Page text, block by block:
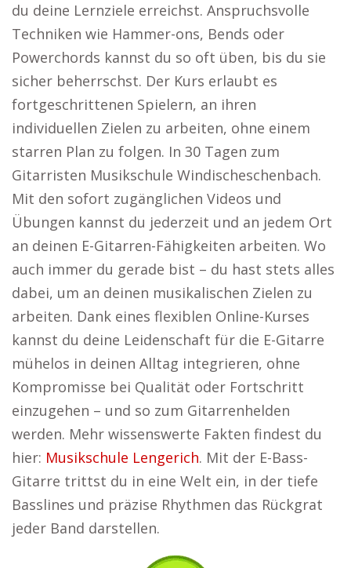
du deine Lernziele erreichst. Anspruchsvolle
Techniken wie Hammer-ons, Bends oder
Powerchords kannst du so oft üben, bis du sie
sicher beherrschst. Der Kurs erlaubt es
fortgeschrittenen Spielern, an ihren
individuellen Zielen zu arbeiten, ohne einem
starren Plan zu folgen. In 30 Tagen zum
Gitarristen Musikschule Windischeschenbach.
Mit den sofort zugänglichen Videos und
Übungen kannst du jederzeit und an jedem Ort
an deinen E-Gitarren-Fähigkeiten arbeiten. Wo
auch immer du gerade bist – du hast stets alles
dabei, um an deinen musikalischen Zielen zu
arbeiten. Dank eines flexiblen Online-Kurses
kannst du deine Leidenschaft für die E-Gitarre
mühelos in deinen Alltag integrieren, ohne
Kompromisse bei Qualität oder Fortschritt
einzugehen – und so zum Gitarrenhelden
werden. Mehr wissenswerte Fakten findest du
hier: Musikschule Lengerich. Mit der E-Bass-
Gitarre trittst du in eine Welt ein, in der tiefe
Basslines und präzise Rhythmen das Rückgrat
jeder Band darstellen.